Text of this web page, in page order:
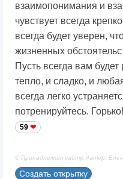
взаимопонимания и
чувствует всегда
всегда будет уверен,
жизненных
Пусть всегда вам
тепло, и сладко, и
всегда легко
потренируйтесь. Горько!
59
© Принадлежит сайту. Автор:
Создать открытку